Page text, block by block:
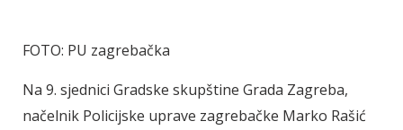
FOTO: PU zagrebačka
Na 9. sjednici Gradske skupštine Grada Zagreba,
načelnik Policijske uprave zagrebačke Marko Rašić